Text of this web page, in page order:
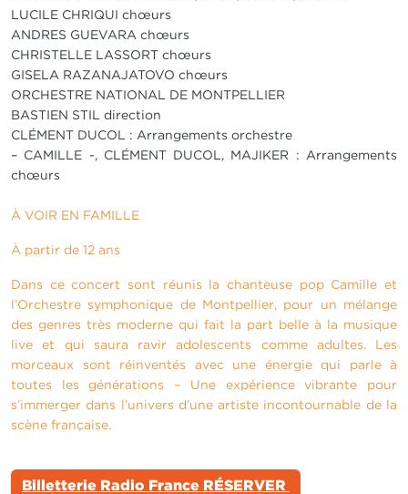
LUCILE CHRIQUI chœurs
ANDRES GUEVARA chœurs
CHRISTELLE LASSORT chœurs
GISELA RAZANAJATOVO chœurs
ORCHESTRE NATIONAL DE MONTPELLIER
BASTIEN STIL direction
CLÉMENT DUCOL : Arrangements orchestre
– CAMILLE -, CLÉMENT DUCOL, MAJIKER : Arrangements
chœurs
À VOIR EN FAMILLE
À partir de 12 ans
Dans ce concert sont réunis la chanteuse pop Camille et
l’Orchestre symphonique de Montpellier, pour un mélange
des genres très moderne qui fait la part belle à la musique
live et qui saura ravir adolescents comme adultes. Les
morceaux sont réinventés avec une énergie qui parle à
toutes les générations – Une expérience vibrante pour
s’immerger dans l’univers d’une artiste incontournable de la
scène française.
Billetterie Radio France RÉSERVER